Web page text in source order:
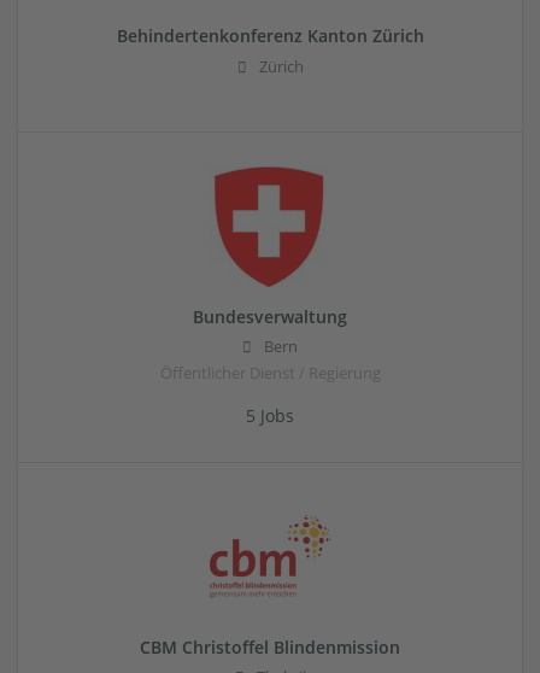
Behindertenkonferenz Kanton Zürich
Zürich
Bundesverwaltung
Bern
Öffentlicher Dienst / Regierung
5 Jobs
CBM Christoffel Blindenmission